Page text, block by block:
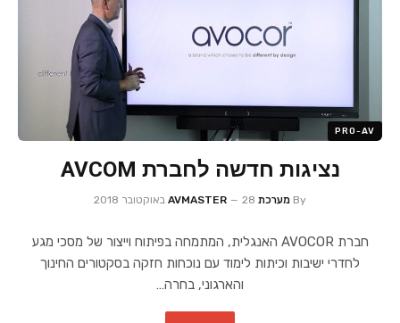
PRO-AV
נציגות חדשה לחברת AVCOM
By מערכת AVMASTER 28 באוקטובר 2018
חברת AVOCOR האנגלית, המתמחה בפיתוח וייצור של מסכי מגע
לחדרי ישיבות וכיתות לימוד עם נוכחות חזקה בסקטורים החינוך
והארגוני, בחרה…